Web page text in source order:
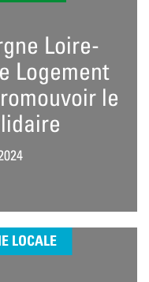
Loire-
Logement
le
LOCALE